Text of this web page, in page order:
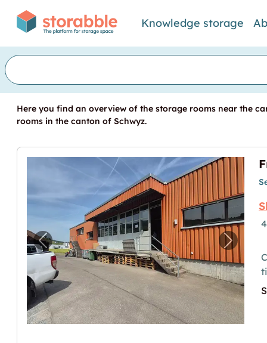
Knowledge storage
Here you find an overview of the storage rooms near the
rooms in the canton of Schwyz.
Previous image for "Freie Lagerplätze /-
Next